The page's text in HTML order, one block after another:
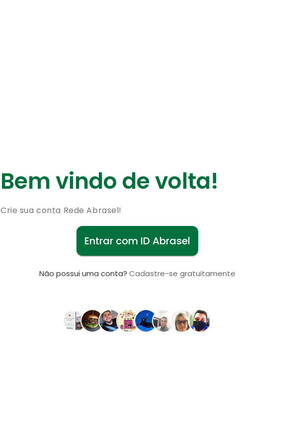
Bem vindo de volta!
Crie sua conta Rede Abrasel!
Entrar com ID Abrasel
Não possui uma conta? Cadastre-se gratuitamente